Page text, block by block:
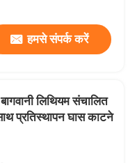
हमसे संपर्क करें
लिथियम संचालित
प्रतिस्थापन घास काटने